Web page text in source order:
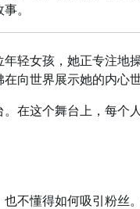
。
轻女孩，她正专注地
向世界展示她的内心世
在这个舞台上，每个
不懂得如何吸引粉丝